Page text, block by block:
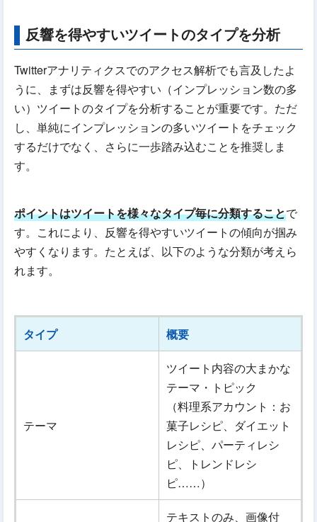
反響を得やすいツイートのタイプを分析
Twitterアナリティクスでのアクセス解析でも言及したよ
うに、まずは反響を得やすい（インプレッション数の多
い）ツイートのタイプを分析することが重要です。ただ
し、単純にインプレッションの多いツイートをチェック
するだけでなく、さらに一歩踏み込むことを推奨しま
す。
ポイントはツイートを様々なタイプ毎に分類することで
す。これにより、反響を得やすいツイートの傾向が掴み
やすくなります。たとえば、以下のような分類が考えら
れます。
タイプ 概要
テーマ
ツイート内容の大まかな
テーマ・トピック
（料理系アカウント：お
菓子レシピ、ダイエット
レシピ、パーティレシ
ピ、トレンドレシ
ピ……）
テキストのみ、画像付